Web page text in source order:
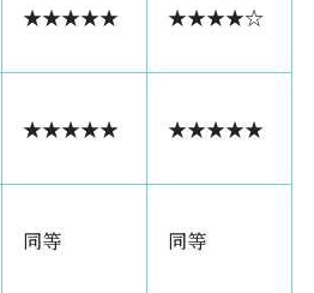
★★★★★ ★★★★☆
★★★★★ ★★★★★
同等 同等